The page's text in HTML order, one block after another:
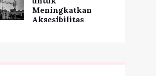
Meningkatkan
Aksesibilitas